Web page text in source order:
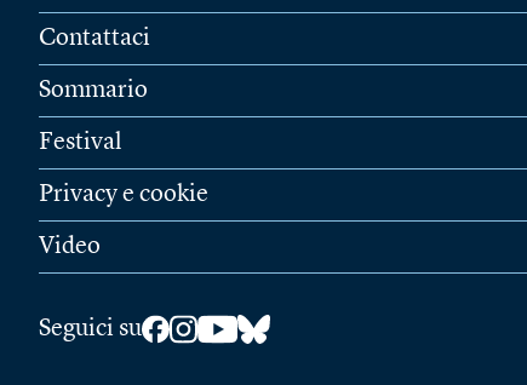
Contattaci
Sommario
Festival
Privacy e cookie
Video
Seguici su